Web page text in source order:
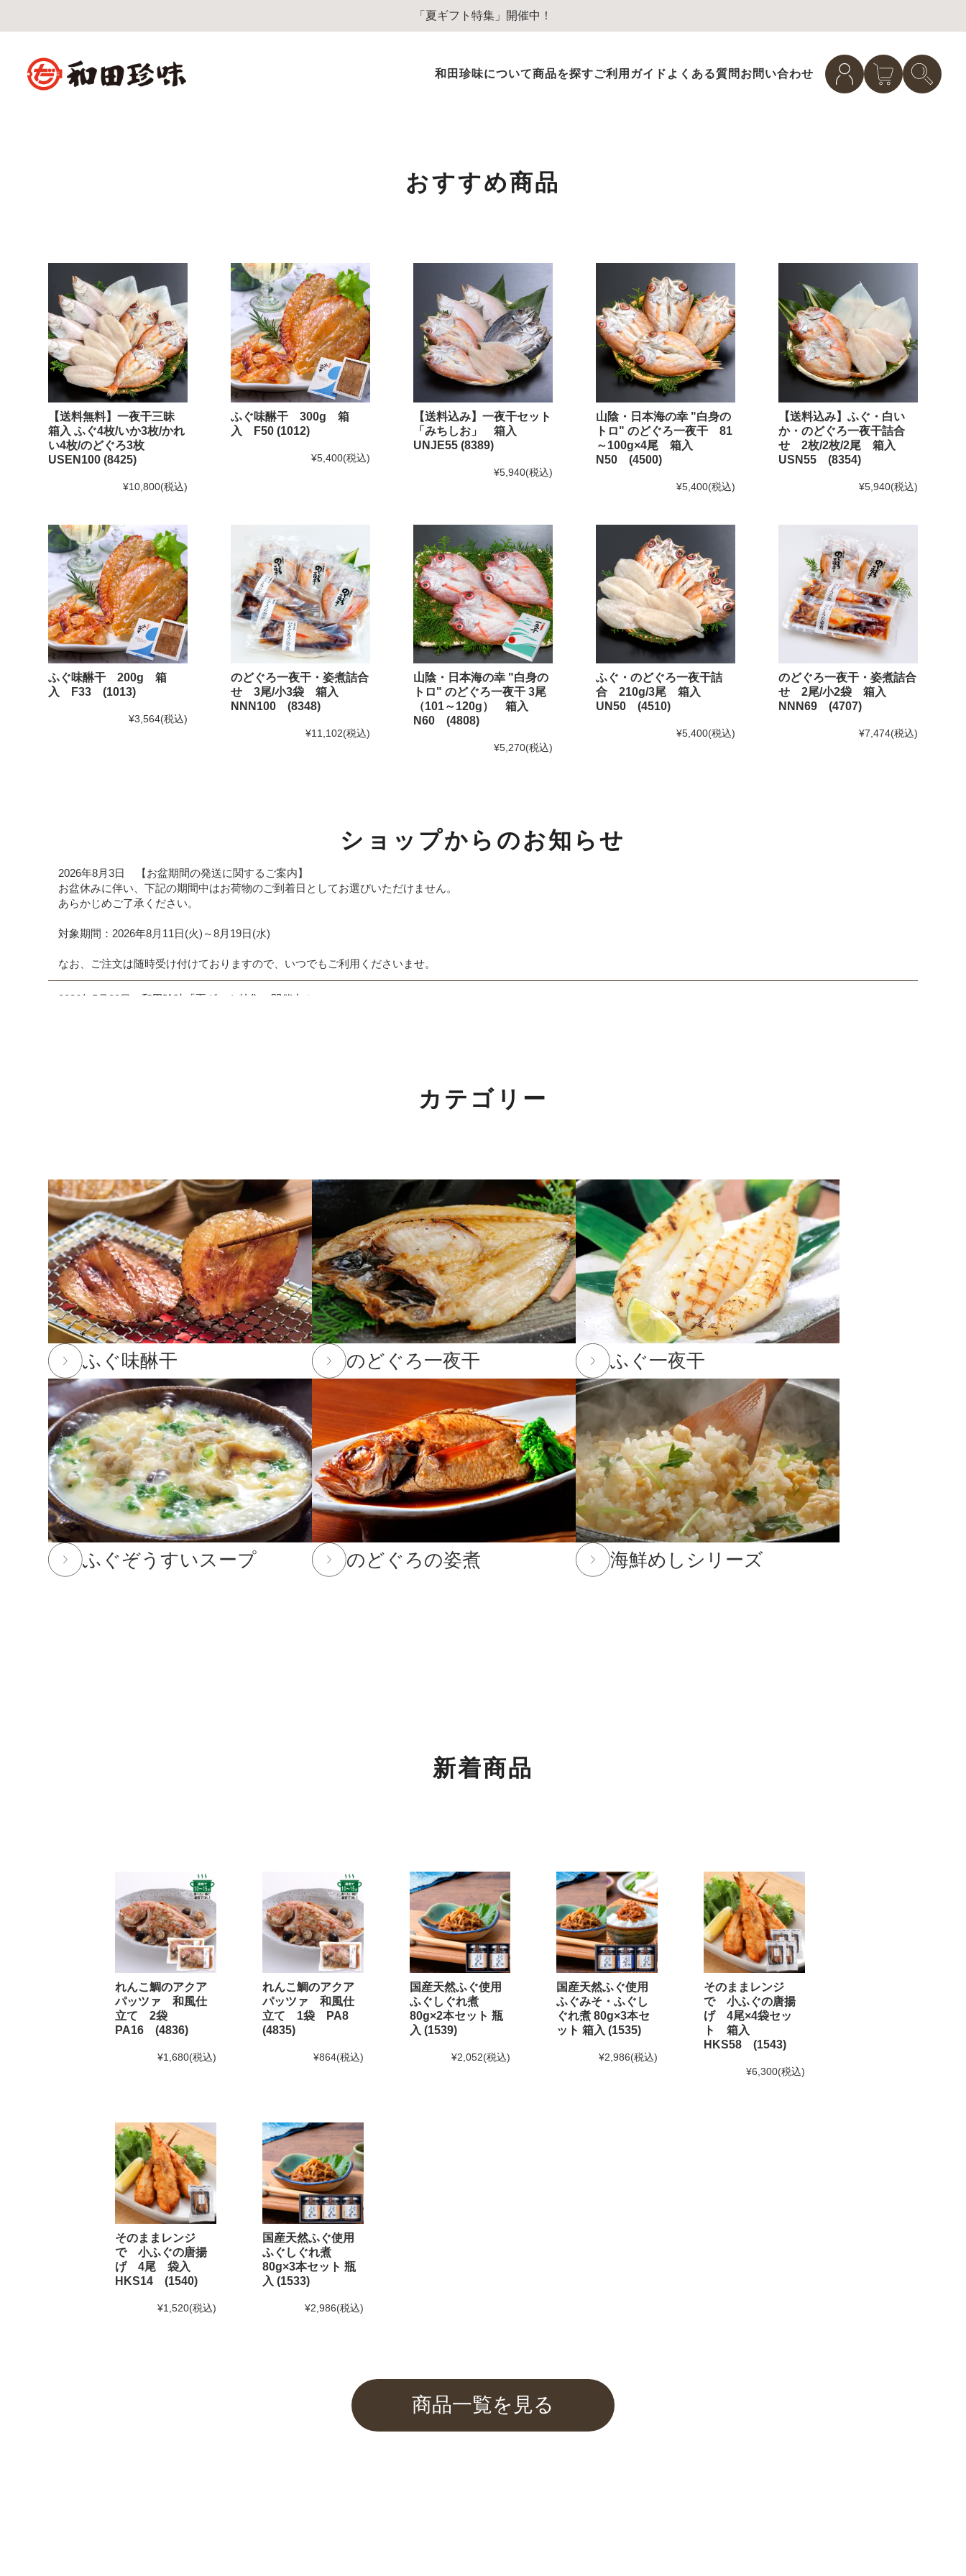
「夏ギフト特集」開催中！
和田珍味について商品を探す
ふぐ一夜干
のどぐろ商品
のどぐろ一夜干
のどぐろのたたき
のどぐろの姿煮
のどぐろのアクアパッツァ
いか商品
白いか一夜干
その他商品
かれい商品
あなご商品
おひとりさま鍋シリーズ
めしともシリーズ
Shinwaカフェシリーズ
ふんわり焼きあげシリーズ
お試しセット
夏ギフト特集
長寿・還暦祝い
ご法要・香典返し
価格別に探す
〜1,000円
1,001〜3,000円
3,001〜5,000円
5,001〜8,000円
8,001円〜
ご利用ガイド よくある質問 お問い合わせ
おすすめ商品
【送料無料】一夜干三昧
箱入 ふぐ4枚/いか3枚/かれ
い4枚/のどぐろ3枚
USEN100 (8425)
¥10,800(税込)
ふぐ味醂干 300g 箱
入 F50 (1012)
¥5,400(税込)
【送料込み】一夜干セット
「みちしお」 箱入
UNJE55 (8389)
¥5,940(税込)
山陰・日本海の幸 "白身の
トロ" のどぐろ一夜干 81
～100g×4尾 箱入
N50 (4500)
¥5,400(税込)
【送料込み】ふぐ・白い
か・のどぐろ一夜干詰合
せ 2枚/2枚/2尾 箱入
USN55 (8354)
¥5,940(税込)
ふぐ味醂干 200g 箱
入 F33 (1013)
¥3,564(税込)
のどぐろ一夜干・姿煮詰合
せ 3尾/小3袋 箱入
NNN100 (8348)
¥11,102(税込)
山陰・日本海の幸 "白身の
トロ" のどぐろ一夜干 3尾
（101～120g） 箱入
N60 (4808)
¥5,270(税込)
ふぐ・のどぐろ一夜干詰
合 210g/3尾 箱入
UN50 (4510)
¥5,400(税込)
のどぐろ一夜干・姿煮詰合
せ 2尾/小2袋 箱入
NNN69 (4707)
¥7,474(税込)
ショップからのお知らせ
2026年8月3日 【お盆期間の発送に関するご案内】
お盆休みに伴い、下記の期間中はお荷物のご到着日としてお選びいただけません。
あらかじめご了承ください。
対象期間：2026年8月11日(火)～8月19日(水)
なお、ご注文は随時受け付けておりますので、いつでもご利用くださいませ。
2026年5月29日 和田珍味「夏ギフト特集」開催中！
2026年1月19日本店カフェの休止について
2026年1月10日 本店カフェにて「チョコレートフェア」開催中！3/1(日)まで。詳しくはこちら
2026年1月8日 NHK「あさイチ」にて福乃和をご紹介いただきました！詳しくはこちら
2025年12月24日実店舗の年末年始の営業時間について
年内発送受付は12月23日(火)11:59までとなります。12月23日(火)12:00以降のご注文は2026年1月10日(土)からのお届けとなります。予めご了承下さい。
※もち・そば・かまぼこ商品の年内発送受付は12月12日(金)までとなります。(予定よりも早く締め切る場合がございます。)
※前入金のお客様につきまして、年内発送の受付は12月12日(金)までとなります。12月13日(土)以降のご注文はお支払い方法変更、またはご注文キャンセルのご案内
を行う場合がございます。ご了承下さい。
2025年10月24日「冬ギフト特集」開催中！11月末までのご注文・ご予約は送料半額！
2025年8月29日大感謝祭「秋のうまいもん」開催中！2025年10月16日(木)まで
2025年7月29日 【お盆期間の発送に関するご案内】
お盆休みに伴い、下記の期間中はお荷物のご到着日としてお選びいただけません。
あらかじめご了承ください。
2025年2月25日 【本店カフェのお知らせ】
春の新作パンケーキ「SHINWA抹茶パンケーキ 大田いちご」「SHINWAパンケーキ いちごミルフィーユ」が3月より登場です！
こちら
2025年2月22日 BSS山陰放送「JOY!＋」にて和田珍味の「ふぐ味醂干」「ふぐ一夜干」が紹介されました
2024年12月5日実店舗の年末年始の営業時間について
年内発送受付は12月20日(金)11:59までとなります。12月20日(金)12:00以降のご注文は2025年1月10日(金)からのお届けとなります。予めご了承下さい。
2024年8月30日大感謝祭「秋のうまいもん」開催中！
2024年8月27日 【和田珍味本店・福乃和からのお知らせ[訂正]】
台風10号の影響により8月28日(水)を臨時休業とさせて頂く予定でしたが、
台風の影響が少ないため通常通り営業
することといたしました。
なお、台風の進路によっては29日(木)・30日(金)の営業時間を変更する場合がございます。
ご来店予定の方は随時お知らせをご確認頂けますと幸いです。
2024年7月30日 【お盆期間の発送に関するご案内】
あらかじめご了承ください。
使えるニュース ランチバッグ様にてふぐみそを紹介して頂きました
カテゴリー
ふぐ味醂干 のどぐろ一夜干 ふぐ一夜干
ふぐぞうすいスープ のどぐろの姿煮 海鮮めしシリーズ
新着商品
れんこ鯛のアクア
パッツァ 和風仕
立て 2袋
PA16 (4836)
¥1,680(税込)
れんこ鯛のアクア
パッツァ 和風仕
立て 1袋 PA8
(4835)
¥864(税込)
国産天然ふぐ使用
ふぐしぐれ煮
80g×2本セット 瓶
入 (1539)
¥2,052(税込)
国産天然ふぐ使用
ふぐみそ・ふぐし
ぐれ煮 80g×3本セ
ット 箱入 (1535)
¥2,986(税込)
そのままレンジ
で 小ふぐの唐揚
げ 4尾×4袋セッ
ト 箱入
HKS58 (1543)
¥6,300(税込)
そのままレンジ
で 小ふぐの唐揚
げ 4尾 袋入
HKS14 (1540)
¥1,520(税込)
国産天然ふぐ使用
ふぐしぐれ煮
80g×3本セット 瓶
入 (1533)
¥2,986(税込)
商品一覧を見る